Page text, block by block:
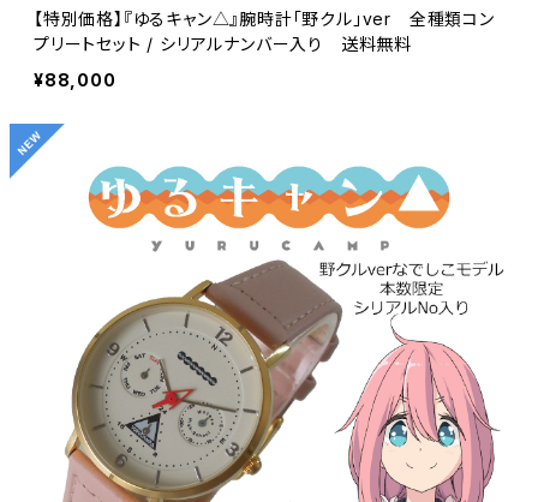
【特別価格】『ゆるキャン△』腕時計「野クル」ver 全種類コン
プリートセット / シリアルナンバー入り 送料無料
¥88,000